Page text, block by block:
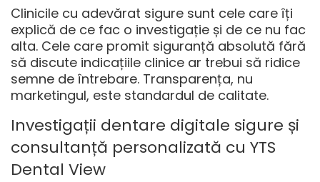
Clinicile cu adevărat sigure sunt cele care îți
explică de ce fac o investigație și de ce nu fac
alta. Cele care promit siguranță absolută fără
să discute indicațiile clinice ar trebui să ridice
semne de întrebare. Transparența, nu
marketingul, este standardul de calitate.
Investigații dentare digitale sigure și
consultanță personalizată cu YTS
Dental View